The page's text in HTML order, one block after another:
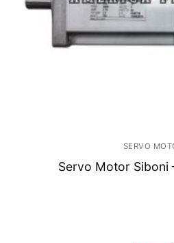
SERVO
Servo Motor Siboni